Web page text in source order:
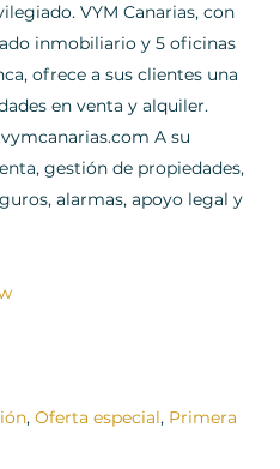
VYM Canarias, con
inmobiliario y 5 oficinas
ofrece a sus clientes una
en venta y alquiler.
A su
gestión de propiedades,
alarmas, apoyo legal y
, Oferta especial, Primera